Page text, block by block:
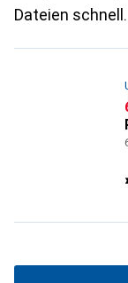
Dateien schnell